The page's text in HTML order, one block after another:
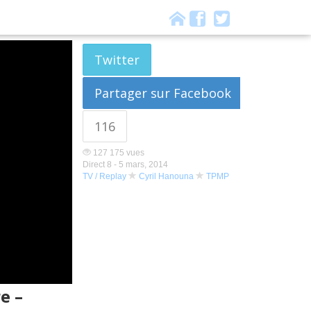
–
Twitter
Partager sur Facebook
116
127 175 vues
Direct 8 - 5 mars, 2014
TV / Replay
Cyril Hanouna TPMP